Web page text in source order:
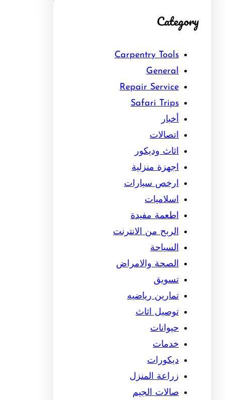
Category
Carpentry Tools
General
Repair Service
Safari Trips
أخبار
اتصالات
اثاث وديكور
اجهزة منزلية
ارخص سيارات
اسلاميات
اطعمة مفيدة
الربح من الانترنت
السياحة
الصحة والامراض
تسويق
تمارين رياضيه
توصيل اثاث
حيوانات
خدمات
ديكورات
زراعة المنزل
صالات الجيم